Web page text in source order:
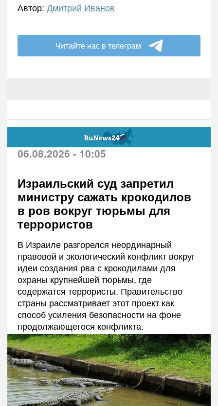
Автор: Дмитрий Иванов
Читайте нас в телеграм
06.08.2026 - 10:05
Израильский суд запретил
министру сажать крокодилов
в ров вокруг тюрьмы для
террористов
В Израиле разгорелся неординарный
правовой и экологический конфликт вокруг
идеи создания рва с крокодилами для
охраны крупнейшей тюрьмы, где
содержатся террористы. Правительство
страны рассматривает этот проект как
способ усиления безопасности на фоне
продолжающегося конфликта.